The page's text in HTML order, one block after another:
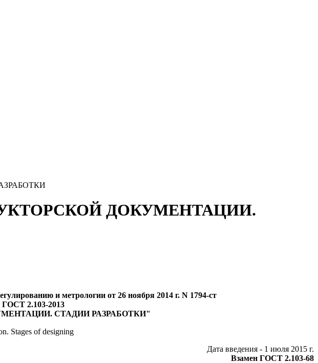
ДОКУМЕНТАЦИИ.
и метрологии от 26 ноября 2014 г. N 1794-ст
ГОСТ 2.103-2013
СТАДИИ РАЗРАБОТКИ"
Stages of designing
Дата введения - 1 июля 2015 г.
Взамен ГОСТ 2.103-68